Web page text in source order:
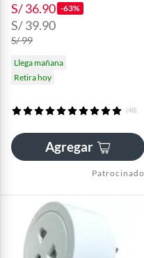
S/ 36.90 -63%
S/ 39.90
S/ 99
Llega mañana
Retira hoy
(48)
Agregar
Patrocinado